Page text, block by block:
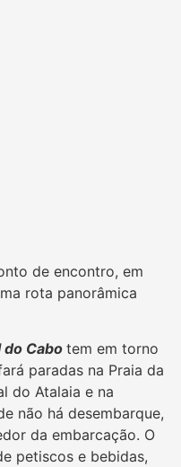
de encontro, em
rota panorâmica
do Cabo tem em torno
paradas na Praia da
do Atalaia e na
não há desembarque,
da embarcação. O
petiscos e bebidas,